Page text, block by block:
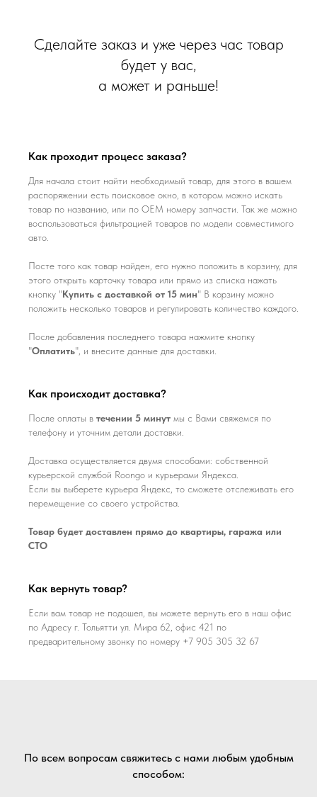
Сделайте заказ и уже через час товар
будет у вас,
а может и раньше!
Как проходит процесс заказа?
Для начала стоит найти необходимый товар, для этого в вашем
распоряжении есть поисковое окно, в котором можно искать
товар по названию, или по ОЕМ номеру запчасти. Так же можно
воспользоваться фильтрацией товаров по модели совместимого
авто.
Посте того как товар найден, его нужно положить в корзину, для
этого открыть карточку товара или прямо из списка нажать
кнопку "Купить с доставкой от 15 мин" В корзину можно
положить несколько товаров и регулировать количество каждого.
После добавления последнего товара нажмите кнопку
"Оплатить", и внесите данные для доставки.
Как происходит доставка?
После оплаты в течении 5 минут мы с Вами свяжемся по
телефону и уточним детали доставки.
Доставка осуществляется двумя способами: собственной
курьерской службой Roongo и курьерами Яндекса.
Если вы выберете курьера Яндекс, то сможете отслеживать его
перемещение со своего устройства.
Товар будет доставлен прямо до квартиры, гаража или
СТО
Как вернуть товар?
Если вам товар не подошел, вы можете вернуть его в наш офис
по Адресу г. Тольятти ул. Мира 62, офис 421 по
предварительному звонку по номеру +7 905 305 32 67
По всем вопросам свяжитесь с нами любым удобным
способом: